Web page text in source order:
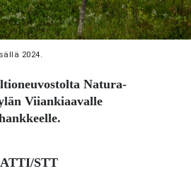
2024.
Natura-
Viiankiaavalle
STT